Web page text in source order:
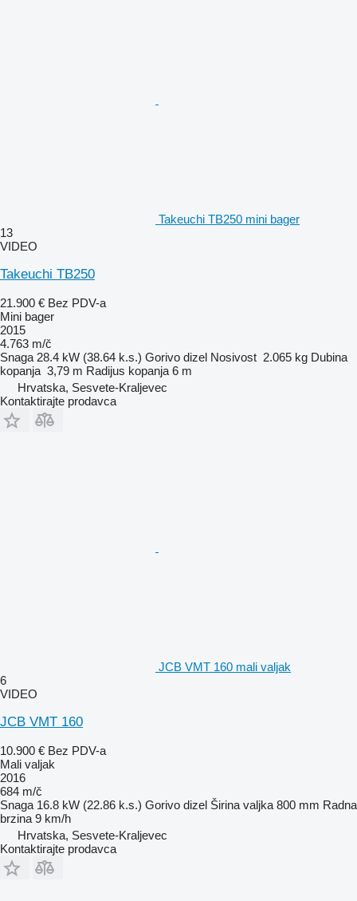
Takeuchi TB250 mini bager
13
VIDEO
Takeuchi TB250
21.900 € Bez PDV-a
Mini bager
2015
4.763 m/č
Snaga 28.4 kW (38.64 k.s.) Gorivo dizel Nosivost 2.065 kg Dubina
kopanja 3,79 m Radijus kopanja 6 m
Hrvatska, Sesvete-Kraljevec
Kontaktirajte prodavca
JCB VMT 160 mali valjak
6
VIDEO
JCB VMT 160
10.900 € Bez PDV-a
Mali valjak
2016
684 m/č
Snaga 16.8 kW (22.86 k.s.) Gorivo dizel Širina valjka 800 mm Radna
brzina 9 km/h
Hrvatska, Sesvete-Kraljevec
Kontaktirajte prodavca